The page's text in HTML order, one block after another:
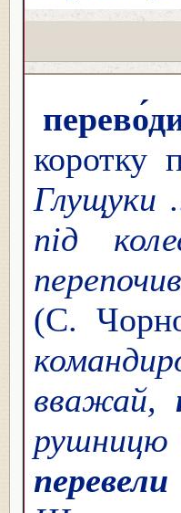
коротку
Глущуки
під
(С.
вважай,
рушницю
перевели